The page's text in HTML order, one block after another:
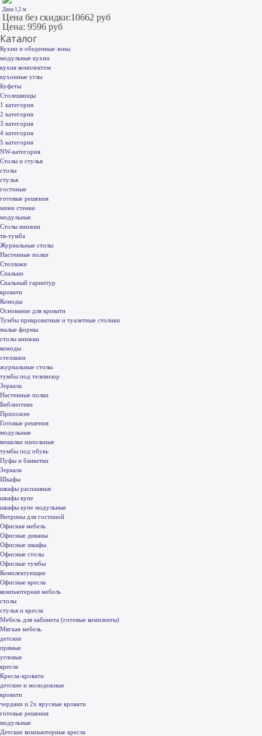
Дана 1,2 м
Цена без скидки:10662 руб
Цена:9596 руб
Каталог
Кухни и обеденные зоны
модульные кухни
кухня комплектом
кухонные углы
Буфеты
Столешницы
1 категория
2 категория
3 категория
4 категория
5 категория
NW-категория
Столы и стулья
столы
стулья
гостиные
готовые решения
мини стенки
модульные
Столы книжки
тв-тумба
Журнальные столы
Настенные полки
Стеллажи
Спальни
Спальный гарнитур
кровати
Комоды
Основание для кровати
Тумбы прикроватные и туалетные столики
малые формы
столы книжки
комоды
стеллажи
журнальные столы
тумбы под телевизор
Зеркала
Настенные полки
Библиотеки
Прихожие
Готовые решения
модульные
вешалки напольные
тумбы под обувь
Пуфы и банкетки
Зеркала
Шкафы
шкафы распашные
шкафы купе
шкафы купе модульные
Витрины для гостиной
Офисная мебель
Офисные диваны
Офисные шкафы
Офисные столы
Офисные тумбы
Комплектующие
Офисные кресла
компьютерная мебель
столы
стулья и кресла
Мебель для кабинета (готовые комплекты)
Мягкая мебель
детские
прямые
угловые
кресла
Кресла-кровати
детские и молодежные
кровати
чердаки и 2х ярусные кровати
готовые решения
модульные
Детские компьютерные кресла